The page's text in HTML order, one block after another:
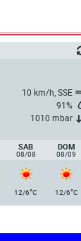
10 km/h, SSE
91%
1010 mbar
SAB
08/08
DOM
08/09
12/6°C 12/6°C